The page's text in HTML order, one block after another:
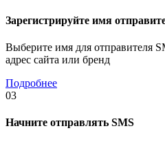
Зарегистрируйте имя
Выберите имя для отправителя
адрес сайта или бренд
Подробнее
03
Начните отправлять SMS